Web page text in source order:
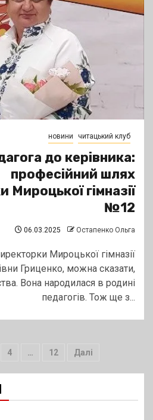
новини читацький клуб
до керівника:
професійний шлях
Мироцької гімназії
№12
06.03.2025 Остапенко Ольга
Мироцької гімназії
Гриценко, можна сказати,
Вона народилася в родині
педагогів. Тож ще з...
4 … 12 Далі